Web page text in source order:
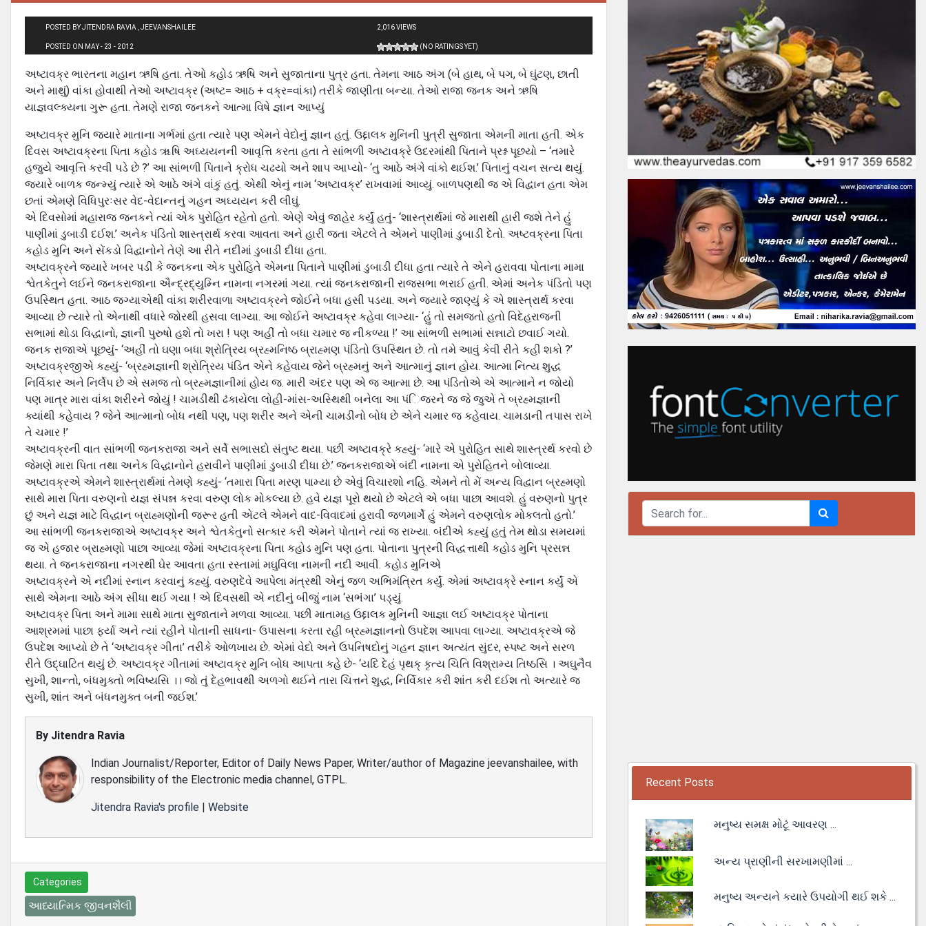
POSTED BY JITENDRA RAVIA , JEEVANSHAILEE
POSTED ON MAY - 23 - 2012
2,016 VIEWS
(NO RATINGS YET)
અષ્ટાવક્ર ભારતના મહાન ઋષિ હતા. તેઓ કહોડ ઋષિ અને સુજાતાના પુત્ર હતા. તેમના આઠ અંગ (બે હાથ, બે પગ, બે ઘુંટણ, છાતી
અને માથું) વાંકા હોવાથી તેઓ અષ્ટાવક્ર (અષ્ટ= આઠ + વક્ર=વાંકા) તરીકે જાણીતા બન્યા. તેઓ રાજા જનક અને ઋષિ
યાજ્ઞવલ્ક્યના ગુરૂ હતા. તેમણે રાજા જનકને આત્મા વિષે જ્ઞાન આપ્યું
અષ્ટાવક્ર મુનિ જ્યારે માતાના ગર્ભમાં હતા ત્યારે પણ એમને વેદોનું જ્ઞાન હતું. ઉદ્દાલક મુનિની પુત્રી સુજાતા એમની માતા હતી. એક
દિવસ અષ્ટાવક્રના પિતા કહોડ ૠષિ અઘ્યયનની આવૃત્તિ કરતા હતા તે સાંભળી અષ્ટાવક્રે ઉદરમાંથી પિતાને પ્રશ્ન પૂછયો – ‘તમારે
હજુયે આવૃત્તિ કરવી પડે છે ?’ આ સાંભળી પિતાને ક્રોધ ચઢયો અને શાપ આપ્યો- ‘તુ આઠે અંગે વાંકો થઈશ.’ પિતાનું વચન સત્ય થયું.
જ્યારે બાળક જન્મ્યું ત્યારે એ આઠે અંગે વાંકું હતું. એથી એનું નામ ‘અષ્ટાવક્ર’ રાખવામાં આવ્યું. બાળપણથી જ એ વિદ્વાન હતા એમ
છતાં એમણે વિધિપુરઃસર વેદ-વેદાન્તનું ગહન અઘ્યયન કરી લીઘું.
એ દિવસોમાં મહારાજ જનકને ત્યાં એક પુરોહિત રહેતો હતો. એણે એવું જાહેર કર્યું હતું- ‘શાસ્ત્રાર્થમાં જે મારાથી હારી જશે તેને હું
પાણીમાં ડુબાડી દઈશ.’ અનેક પંડિતો શાસ્ત્રાર્થ કરવા આવતા અને હારી જતા એટલે તે એમને પાણીમાં ડુબાડી દેતો. અષ્ટવક્રના પિતા
કહોડ મુનિ અને સેંકડો વિદ્વાનોને તેણે આ રીતે નદીમાં ડુબાડી દીધા હતા.
અષ્ટાવક્રને જ્યારે ખબર પડી કે જનકના એક પુરોહિતે એમના પિતાને પાણીમાં ડુબાડી દીધા હતા ત્યારે તે એને હરાવવા પોતાના મામા
શ્વેતકેતુને લઈને જનકરાજાના ઐન્દ્રદ્યુમ્નિ નામના નગરમાં ગયા. ત્યાં જનકરાજાની રાજસભા ભરાઈ હતી. એમાં અનેક પંડિતો પણ
ઉપસ્થિત હતા. આઠ જગ્યાએથી વાંકા શરીરવાળા અષ્ટાવક્રને જોઈને બધા હસી પડયા. અને જ્યારે જાણ્યું કે એ શાસ્ત્રાર્થ કરવા
આવ્યા છે ત્યારે તો એનાથી વધારે જોરથી હસવા લાગ્યા. આ જોઈને અષ્ટાવક્ર કહેવા લાગ્યા- ‘હું તો સમજતો હતો વિદેહરાજની
સભામાં થોડા વિદ્ધાનો, જ્ઞાની પુરુષો હશે તો ખરા ! પણ અહીં તો બધા ચમાર જ નીકળ્યા !’ આ સાંભળી સભામાં સન્નાટો છવાઈ ગયો.
જનક રાજાએ પૂછયું- ‘અહીં તો ઘણા બધા શ્રોત્રિય બ્રહ્મનિષ્ઠ બ્રાહ્મણ પંડિતો ઉપસ્થિત છે. તો તમે આવું કેવી રીતે કહી શકો ?’
અષ્ટાવક્રજીએ કહ્યું- ‘બ્રહ્મજ્ઞાની શ્રોત્રિય પંડિત એને કહેવાય જેને બ્રહ્મનું અને આત્માનું જ્ઞાન હોય. આત્મા નિત્ય શુદ્ધ
નિર્વિકાર અને નિર્લેપ છે એ સમજ તો બ્રહ્મજ્ઞાનીમાં હોય જ. મારી અંદર પણ એ જ આત્મા છે. આ પંડિતોએ એ આત્માને ન જોયો
પણ માત્ર મારા વાંકા શરીરને જોયું ! ચામડીથી ઢંકાયેલા લોહી-માંસ-અસ્થિથી બનેલા આ પંિજરને જ જે જુએ તે બ્રહ્મજ્ઞાની
ક્યાંથી કહેવાય ? જેને આત્માનો બોધ નથી પણ, પણ શરીર અને એની ચામડીનો બોધ છે એને ચમાર જ કહેવાય. ચામડાની તપાસ રાખે
તે ચમાર !’
અષ્ટાવક્રની વાત સાંભળી જનકરાજા અને સર્વે સભાસદો સંતુષ્ટ થયા. પછી અષ્ટાવક્રે કહ્યું- ‘મારે એ પુરોહિત સાથે શાસ્ત્રર્થ કરવો છે
જેમણે મારા પિતા તથા અનેક વિદ્ધાનોને હરાવીને પાણીમાં ડુબાડી દીધા છે.’ જનકરાજાએ બંદી નામના એ પુરોહિતને બોલાવ્યા.
અષ્ટાવક્રએ એમને શાસ્ત્રાર્થમાં તેમણે કહ્યું- ‘તમારા પિતા મરણ પામ્યા છે એવું વિચારશો નહિ. એમને તો મેં અન્ય વિદ્વાન બ્રહ્મણો
સાથે મારા પિતા વરુણનો યજ્ઞ સંપન્ન કરવા વરુણ લોક મોકલ્યા છે. હવે યજ્ઞ પૂરો થયો છે એટલે એ બધા પાછા આવશે. હું વરુણનો પુત્ર
છું અને યજ્ઞ માટે વિદ્ધાન બ્રાહ્મણોની જરૂર હતી એટલે એમને વાદ-વિવાદમાં હરાવી જળમાર્ગે હું એમને વરુણલોક મોકલતો હતો.’
આ સાંભળી જનકરાજાએ અષ્ટાવક્ર અને શ્વેતકેતુનો સત્કાર કરી એમને પોતાને ત્યાં જ રાખ્યા. બંદીએ કહ્યું હતું તેમ થોડા સમયમાં
જ એ હજાર બ્રાહ્મણો પાછા આવ્યા જેમાં અષ્ટાવક્રના પિતા કહોડ મુનિ પણ હતા. પોતાના પુત્રની વિદ્ધત્તાથી કહોડ મુનિ પ્રસન્ન
થયા. તે જનકરાજાના નગરથી ઘેર આવતા હતા રસ્તામાં મઘુવિલા નામની નદી આવી. કહોડ મુનિએ
અષ્ટાવક્રને એ નદીમાં સ્નાન કરવાનું કહ્યું. વરુણદેવે આપેલા મંત્રથી એનું જળ અભિમંત્રિત કર્યું. એમાં અષ્ટાવક્રે સ્નાન કર્યું એ
સાથે એમના આઠે અંગ સીધા થઈ ગયા ! એ દિવસથી એ નદીનું બીજું નામ ‘સભંગા’ પડ્યું.
અષ્ટાવક્ર પિતા અને મામા સાથે માતા સુજાતાને મળવા આવ્યા. પછી માતામહ ઉદ્દાલક મુનિની આજ્ઞા લઈ અષ્ટાવક્ર પોતાના
આશ્રમમાં પાછા ફર્યા અને ત્યાં રહીને પોતાની સાધના- ઉપાસના કરતા રહી બ્રહ્મજ્ઞાનનો ઉપદેશ આપવા લાગ્યા. અષ્ટાવક્રએ જે
ઉપદેશ આપ્યો છે તે ‘અષ્ટાવક્ર ગીતા’ તરીકે ઓળખાય છે. એમાં વેદો અને ઉપનિષદોનું ગહન જ્ઞાન અત્યંત સુંદર, સ્પષ્ટ અને સરળ
રીતે ઉદ્‌ઘાટિત થયું છે. અષ્ટાવક્ર ગીતામાં અષ્ટાવક્ર મુનિ બોધ આપતા કહે છે- ‘યદિ દેહં પૃથક્‌ કૃત્ય ચિતિ વિશ્રામ્ય તિષ્ઠસિ । અઘુનૈવ
સુખી, શાન્તો, બંધમુક્તો ભવિષ્યસિ ।। જો તું દેહભાવથી અળગો થઈને તારા ચિત્તને શુદ્ધ, નિર્વિકાર કરી શાંત કરી દઈશ તો અત્યારે જ
સુખી, શાંત અને બંધનમુક્ત બની જઈશ.’
By Jitendra Ravia
Indian Journalist/Reporter, Editor of Daily News Paper, Writer/author of Magazine jeevanshailee, with
responsibility of the Electronic media channel, GTPL.
Jitendra Ravia's profile | Website
Categories
આધ્યાત્મિક જીવનશૈલી
Recent Posts
મનુષ્ય સમક્ષ મોટૂં આવરણ ...
અન્ય પ્રાણીની સરખામણીમાં ...
મનુષ્ય અન્યને કયારે ઉપયોગી થઈ શકે ...